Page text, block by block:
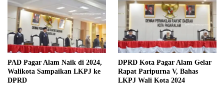
PAD Pagar Alam Naik di 2024,
Walikota Sampaikan LKPJ ke
DPRD
DPRD Kota Pagar Alam Gelar
Rapat Paripurna V, Bahas
LKPJ Wali Kota 2024